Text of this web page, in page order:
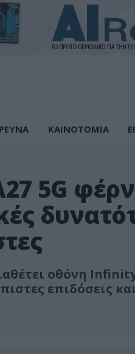
ΚΑΙΝΟΤΟΜΙΑ
5G
οθόνη
επιδόσεις